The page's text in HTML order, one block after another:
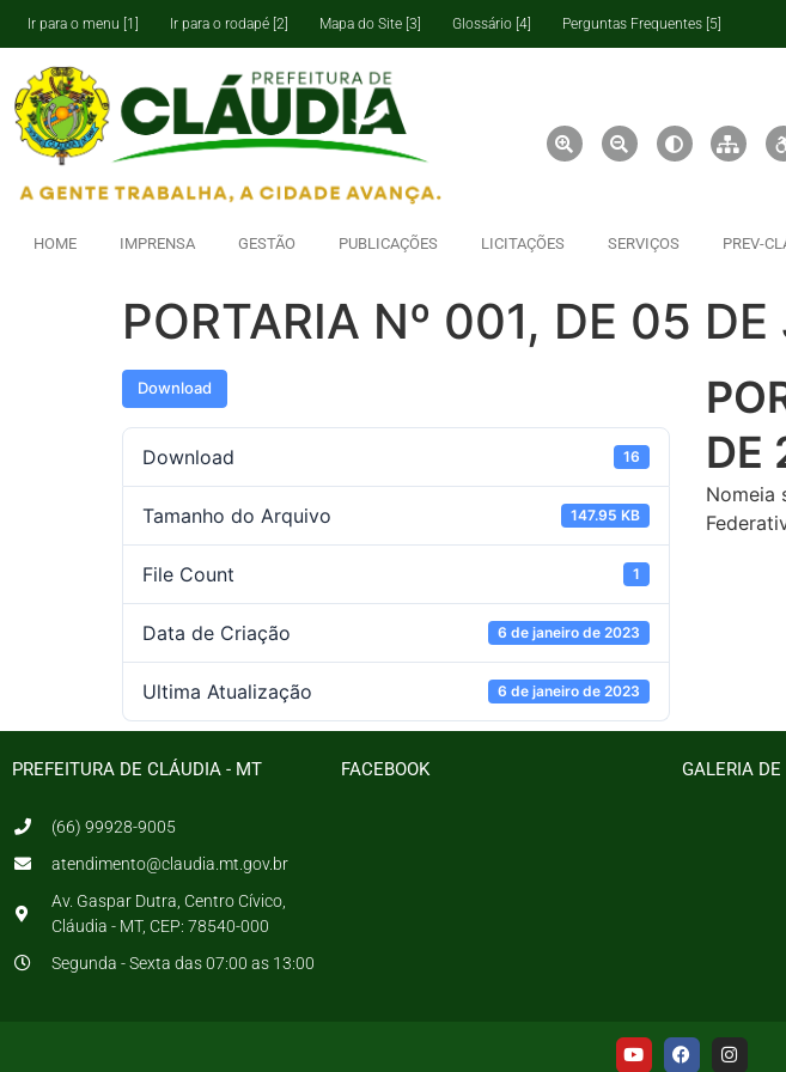
Ir para o menu [1] Ir para o rodapé [2] Mapa do Site [3] Glossário [4] Perguntas Frequentes [5]
HOME IMPRENSA GESTÃO PUBLICAÇÕES LICITAÇÕES SERVIÇOS PREV-
PORTARIA Nº 001, DE 05
Download
Download 16
Tamanho do Arquivo 147.95 KB
File Count 1
Data de Criação 6 de janeiro de 2023
Ultima Atualização 6 de janeiro de 2023
DE
Nomeia
PREFEITURA DE CLÁUDIA - MT
(66) 99928-9005
atendimento@claudia.mt.gov.br
Av. Gaspar Dutra, Centro Cívico,
Cláudia - MT, CEP: 78540-000
Segunda - Sexta das 07:00 as 13:00
FACEBOOK GALERIA DE